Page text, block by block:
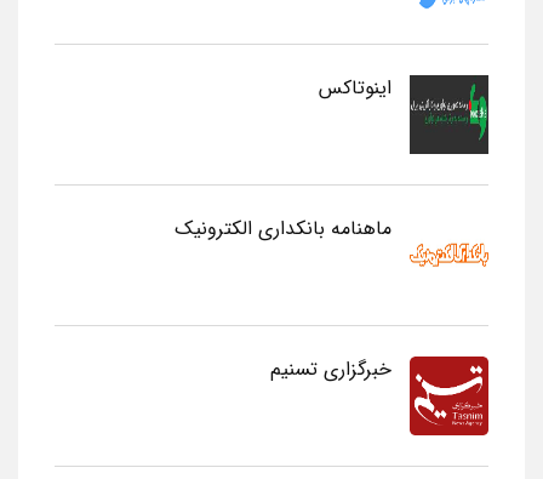
اینوتاکس
ماهنامه بانکداری الکترونیک
خبرگزاری تسنیم